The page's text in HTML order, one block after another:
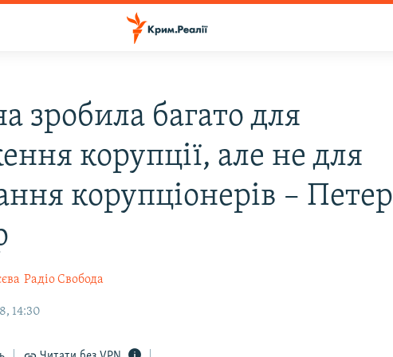
зробила багато для
корупції, але не для
корупціонерів – Петер
Радіо Свобода
14:30